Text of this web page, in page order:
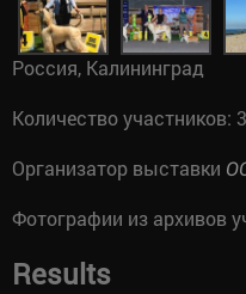
Россия, Калининград
Количество участников:
Организатор выставки
Фотографии из архивов
Results